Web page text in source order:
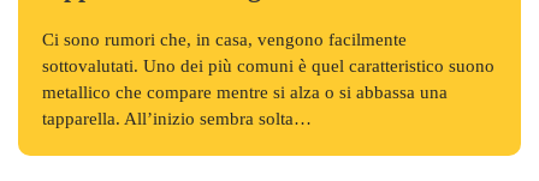
Ci sono rumori che, in casa, vengono facilmente
sottovalutati. Uno dei più comuni è quel caratteristico suono
metallico che compare mentre si alza o si abbassa una
tapparella. All’inizio sembra solta…